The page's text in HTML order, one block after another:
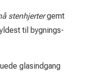
stenhjertergemt
til bygnings­
glasindgang